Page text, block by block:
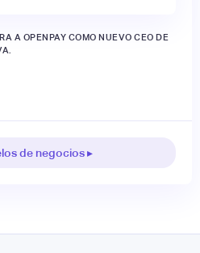
A OPENPAY COMO NUEVO CEO DE
de negocios ▸